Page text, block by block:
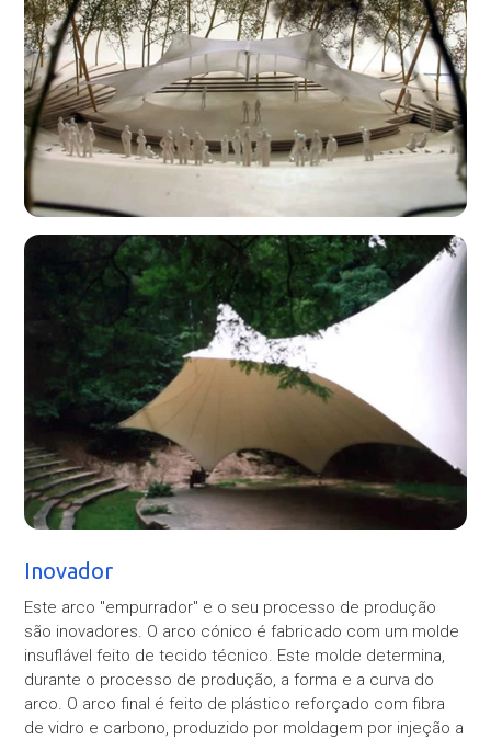
Inovador
Este arco "empurrador" e o seu processo de produção
são inovadores. O arco cónico é fabricado com um molde
insuflável feito de tecido técnico. Este molde determina,
durante o processo de produção, a forma e a curva do
arco. O arco final é feito de plástico reforçado com fibra
de vidro e carbono, produzido por moldagem por injeção a